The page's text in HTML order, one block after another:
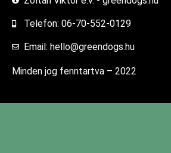
Telefon: 06-70-552-0129
Email: hello@greendogs.hu
Minden jog fenntartva – 2022